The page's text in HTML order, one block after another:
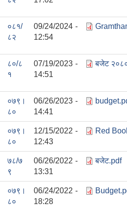
०८१/
८२
09/24/2024 -
12:54
८०/८
१
07/19/2023 -
14:51
बजेट
०७९।
८०
06/26/2023 -
14:41
०७९।
८०
12/15/2022 -
12:43
Red
७८/७
९
06/26/2022 -
13:31
बजेट.pdf
०७९।
८०
06/24/2022 -
18:28